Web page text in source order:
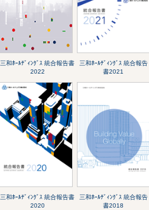
三和ﾎｰﾙﾃﾞｨﾝｸﾞｽ 統合報告書
2022
三和ﾎｰﾙﾃﾞｨﾝｸﾞｽ 統合報告
書2021
三和ﾎｰﾙﾃﾞｨﾝｸﾞｽ 統合報告書
2020
三和ﾎｰﾙﾃﾞｨﾝｸﾞｽ 統合報告
書2018